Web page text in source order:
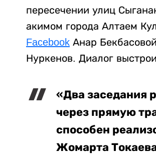
пересечении улиц
акимом города Алтаем
Facebook Анар
Нуркенов. Диалог
«Два заседания
через прямую
способен
Жомарта